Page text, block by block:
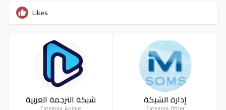
Likes
شبكة الترجمة العربية إدارة الشبكة